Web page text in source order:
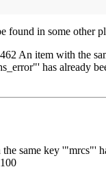
found in some other
An item with the
has already
same key '"mrcs"'